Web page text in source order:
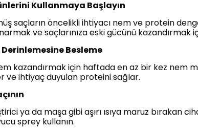
Kullanmaya Başlayın
saçların öncelikli ihtiyacı nem ve protein
ve saçlarınıza eski gücünü kazandırmak
Besleme
kazandırmak için haftada en az bir kez nem
ve ihtiyaç duyulan proteini sağlar.
ya da maşa gibi aşırı ısıya maruz bırakan
sprey kullanın.